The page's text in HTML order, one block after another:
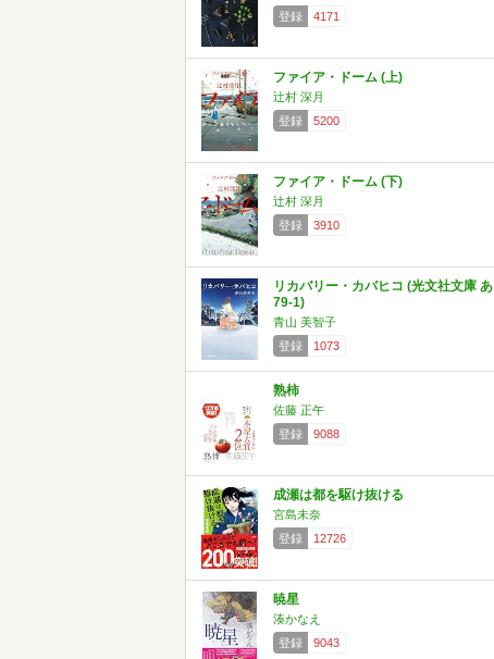
登録
4171
ファイア・ドーム (上)
辻村 深月
登録
5200
ファイア・ドーム (下)
辻村 深月
登録
3910
リカバリー・カバヒコ (光文社文庫 あ
79-1)
青山 美智子
登録
1073
熟柿
佐藤 正午
登録
9088
成瀬は都を駆け抜ける
宮島未奈
登録
12726
暁星
湊かなえ
登録
9043